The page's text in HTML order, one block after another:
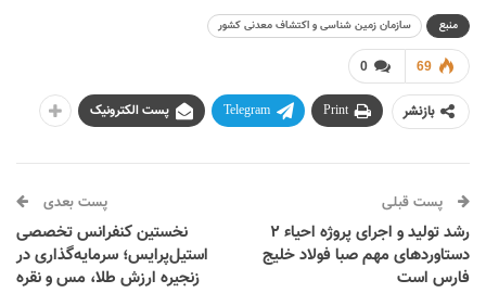
منبع سازمان زمین شناسی و اکتشاف معدنی کشور
0 69
بازنشر Print
Telegram پست الکترونیک
پست قبلی
رشد تولید و اجرای پروژه احیاء ۲
دستاوردهای مهم صبا فولاد خلیج
فارس است
پست بعدی
نخستین کنفرانس تخصصی
استیل‌پرایس؛‌ سرمایه‌گذاری در
زنجیره ارزش طلا، مس و نقره